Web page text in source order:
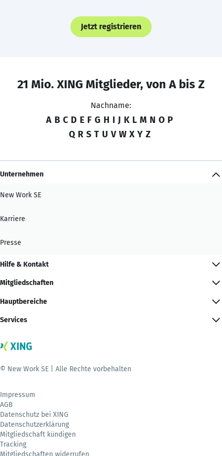
Jetzt registrieren
21 Mio. XING Mitglieder, von A bis Z
Nachname:
A B C D E F G H I J K L M N O P
Q R S T U V W X Y Z
Unternehmen
New Work SE
Karriere
Presse
Hilfe & Kontakt
Mitgliedschaften
Hauptbereiche
Services
© New Work SE | Alle Rechte vorbehalten
Impressum
AGB
Datenschutz bei XING
Datenschutzerklärung
Mitgliedschaft kündigen
Tracking
Mitgliedschaften widerrufen